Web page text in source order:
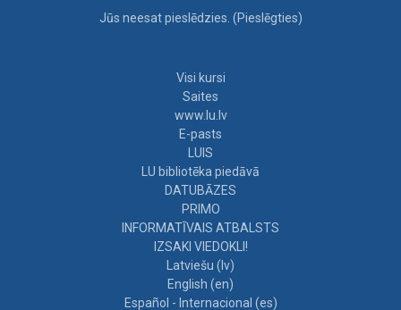
Jūs neesat pieslēdzies. (Pieslēgties)
Visi kursi
Saites
www.lu.lv
E-pasts
LUIS
LU bibliotēka piedāvā
DATUBĀZES
PRIMO
INFORMATĪVAIS ATBALSTS
IZSAKI VIEDOKLI!
Latviešu ‎(lv)‎
English ‎(en)‎
Español - Internacional ‎(es)‎